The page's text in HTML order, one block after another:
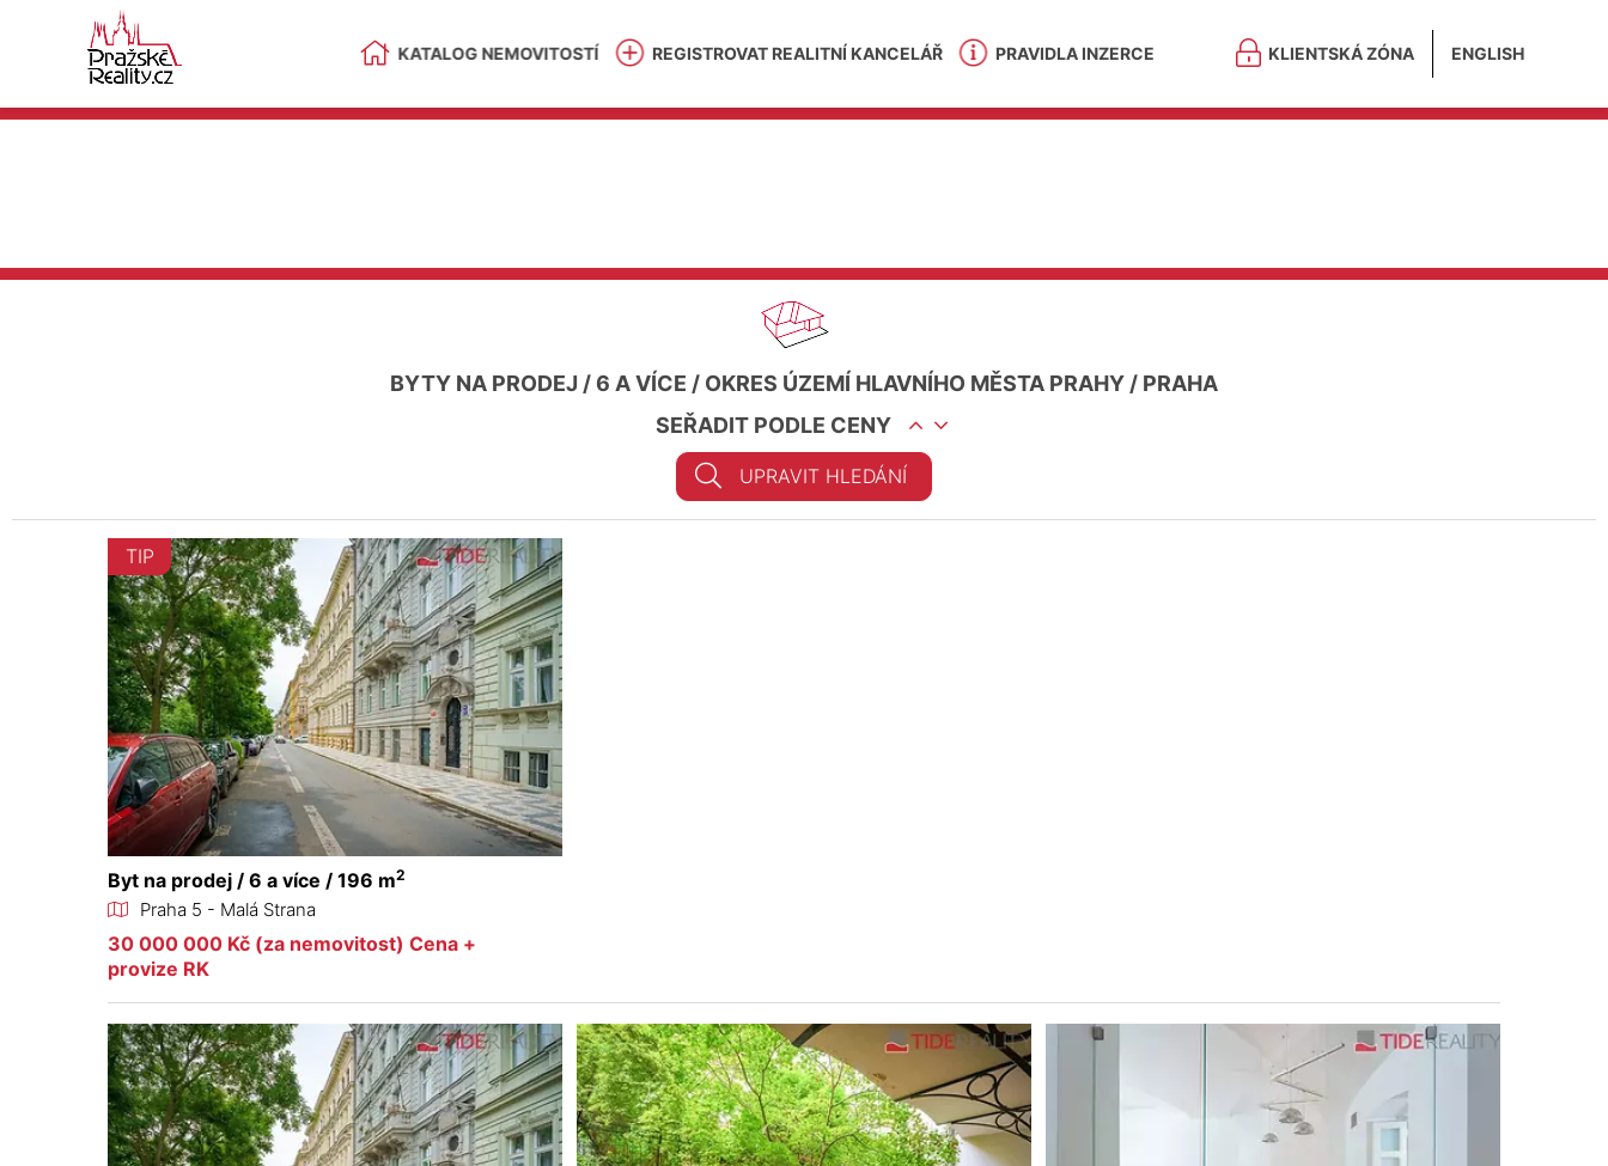
KATALOG NEMOVITOSTÍ REGISTROVAT REALITNÍ KANCELÁŘ PRAVIDLA INZERCE KLIENTSKÁ ZÓNA ENGLISH
BYTY NA PRODEJ / 6 A VÍCE / OKRES ÚZEMÍ HLAVNÍHO MĚSTA PRAHY / PRAHA
SEŘADIT PODLE CENY
UPRAVIT HLEDÁNÍ
TIP
Byt na prodej / 6 a více / 196 m2
Praha 5 - Malá Strana
30 000 000 Kč (za nemovitost) Cena +
provize RK